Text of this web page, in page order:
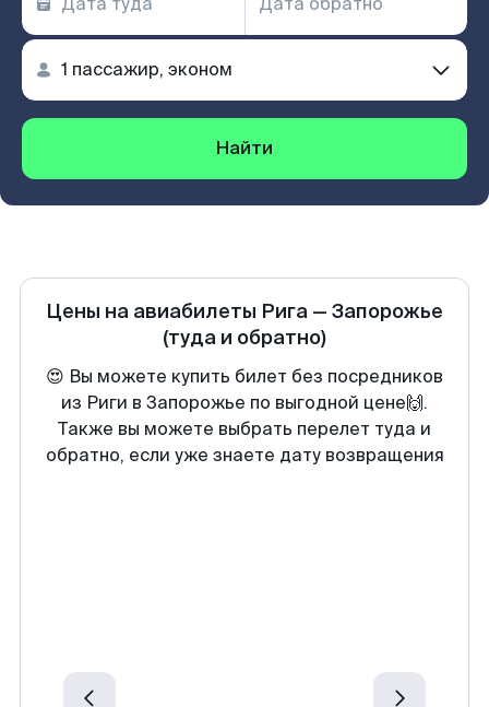
Найти
Цены на авиабилеты Рига — Запорожье
(туда и обратно)
😍 Вы можете купить билет без посредников
из Риги в Запорожье по выгодной цене🙌.
Также вы можете выбрать перелет туда и
обратно, если уже знаете дату возвращения